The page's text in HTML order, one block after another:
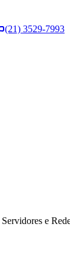
(21) 3529-7993
Servidores e